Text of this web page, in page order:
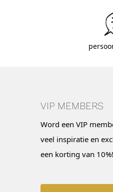
VIP MEMBERS
Word een VIP
veel inspiratie en
een korting van 10%!